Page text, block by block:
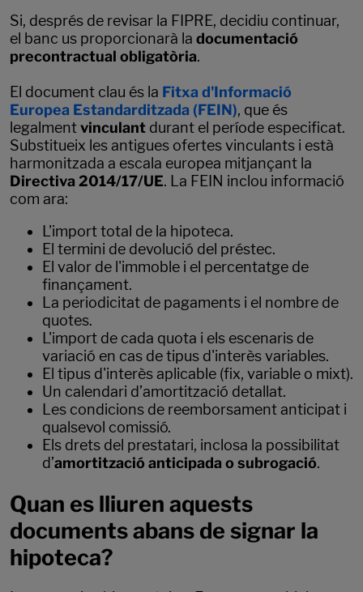
Si, després de revisar la FIPRE, decidiu continuar,
el banc us proporcionarà la documentació
precontractual obligatòria.
El document clau és la Fitxa d'Informació
Europea Estandarditzada (FEIN), que és
legalmentvinculant durant el període especificat.
Substitueix les antigues ofertes vinculants i està
harmonitzada a escala europea mitjançant la
Directiva 2014/17/UE. La FEIN inclou informació
com ara:
L'import total de la hipoteca.
El termini de devolució del préstec.
El valor de l'immoble i el percentatge de
finançament.
La periodicitat de pagaments i el nombre de
quotes.
L'import de cada quota i els escenaris de
variació en cas de tipus d'interès variables.
El tipus d'interès aplicable (fix, variable o mixt).
Un calendari d’amortització detallat.
Les condicions de reemborsament anticipat i
qualsevol comissió.
Els drets del prestatari, inclosa la possibilitat
d’amortització anticipada o subrogació.
Quan es lliuren aquests
documents abans de signar la
hipoteca?